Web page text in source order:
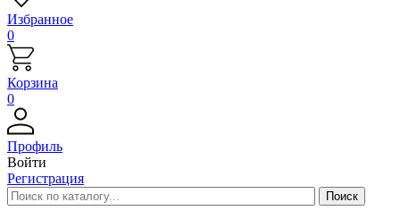
Избранное
0
Корзина
0
Профиль
Войти
Регистрация